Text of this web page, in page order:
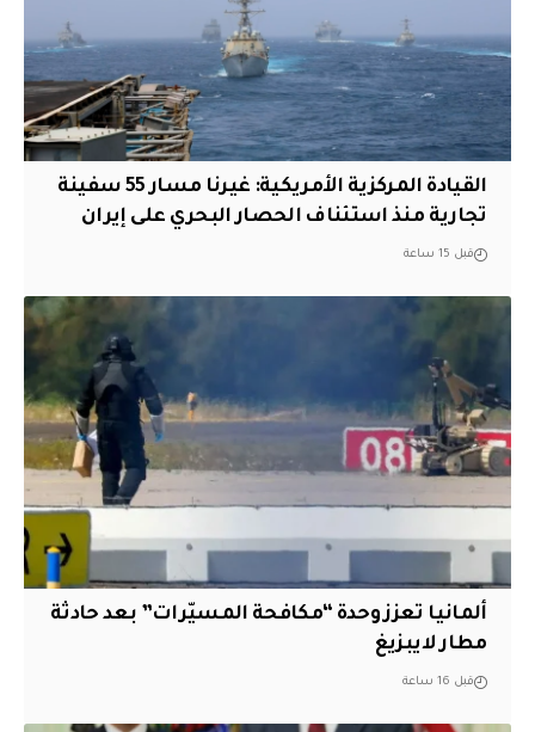
القيادة المركزية الأمريكية: غيرنا مسار 55 سفينة
تجارية منذ استئناف الحصار البحري على إيران
قبل 15 ساعة
ألمانيا تعزز وحدة “مكافحة المسيّرات” بعد حادثة
مطار لايبزيغ
قبل 16 ساعة